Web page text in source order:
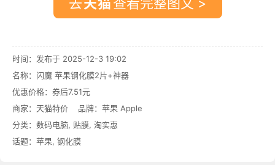
时间：发布于 2025-12-3 19:02
名称： 闪魔 苹果钢化膜2片+神器
优惠价格： 券后7.51元
商家： 天猫特价 品牌： 苹果 Apple
分类： 数码电脑, 贴膜, 淘实惠
话题： 苹果, 钢化膜